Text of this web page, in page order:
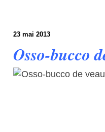
23 mai 2013
Osso-bucco